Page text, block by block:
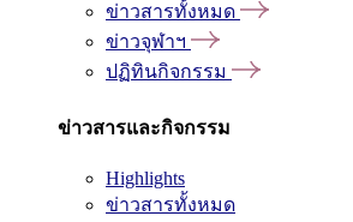
ข่าวสารทั้งหมด
ข่าวจุฬาฯ
ปฏิทินกิจกรรม
ข่าวสารและกิจกรรม
Highlights
ข่าวสารทั้งหมด